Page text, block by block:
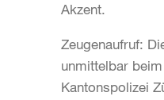
Akzent.
Zeugenaufruf:
unmittelbar
Kantonspolizei